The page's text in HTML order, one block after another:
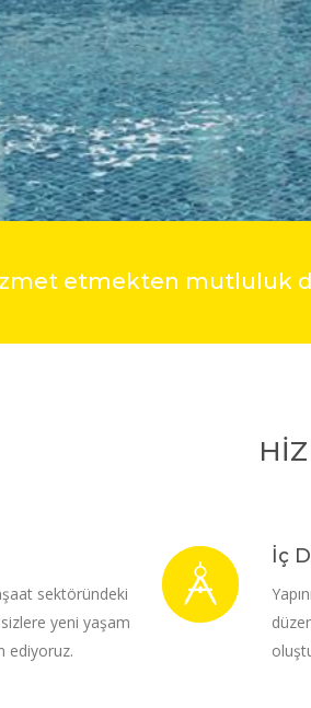
etmekten mutluluk
sektöründeki
sizlere yeni yaşam
ediyoruz.
İç